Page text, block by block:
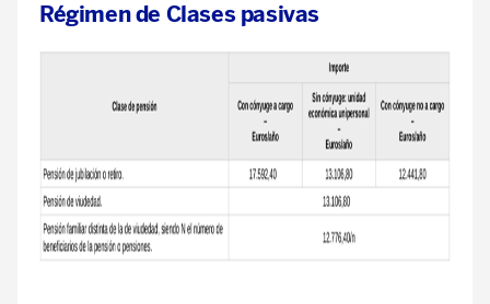
Régimen de Clases pasivas